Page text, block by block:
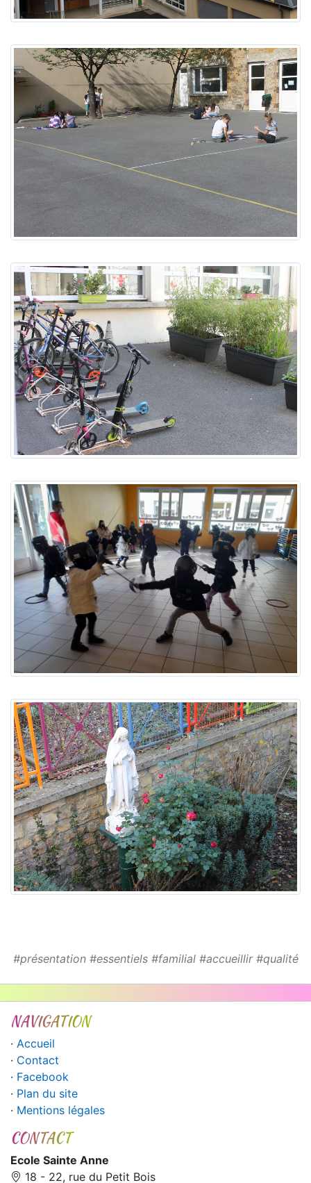
#présentation #essentiels #familial #accueillir #qualité
NAVIGATION
· Accueil
· Contact
· Facebook
· Plan du site
· Mentions légales
CONTACT
Ecole Sainte Anne
18 - 22, rue du Petit Bois